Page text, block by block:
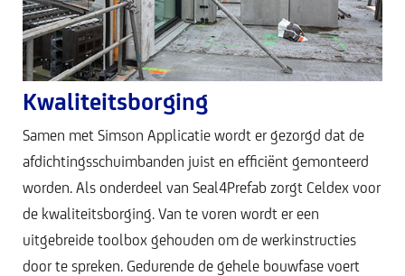
Kwaliteitsborging
Samen met Simson Applicatie wordt er gezorgd dat de
afdichtingsschuimbanden juist en efficiënt gemonteerd
worden. Als onderdeel van Seal4Prefab zorgt Celdex voor
de kwaliteitsborging. Van te voren wordt er een
uitgebreide toolbox gehouden om de werkinstructies
door te spreken. Gedurende de gehele bouwfase voert